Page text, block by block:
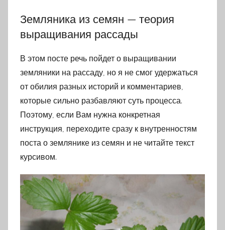
Земляника из семян — теория
выращивания рассады
В этом посте речь пойдет о выращивании
земляники на рассаду, но я не смог удержаться
от обилия разных историй и комментариев,
которые сильно разбавляют суть процесса.
Поэтому, если Вам нужна конкретная
инструкция, переходите сразу к внутренностям
поста о землянике из семян и не читайте текст
курсивом.